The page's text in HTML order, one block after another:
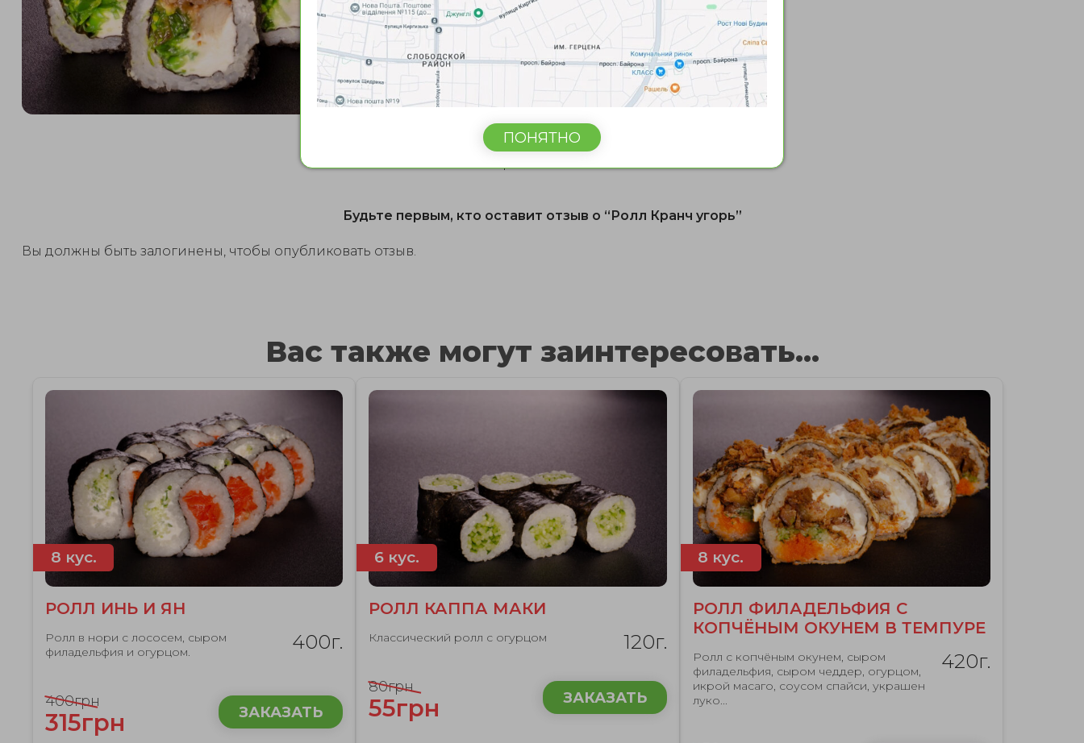
Ещё нет отзывов.
Будьте первым, кто оставит отзыв о “Ролл Кранч угорь”
Вы должны быть залогинены, чтобы опубликовать отзыв.
Вас также могут заинтересовать...
8 кус.
РОЛЛ ИНЬ И ЯН
Ролл в нори с лососем, сыром
филадельфия и огурцом.
400г.
400грн
315грн ЗАКАЗАТЬ
6 кус.
РОЛЛ КАППА МАКИ
Классический ролл с огурцом 120г.
80грн
55грн ЗАКАЗАТЬ
8 кус.
РОЛЛ ФИЛАДЕЛЬФИЯ С
КОПЧЁНЫМ ОКУНЕМ В ТЕМПУРЕ
Ролл с копчёным окунем, сыром
филадельфия, сыром чеддер, огурцом,
икрой масаго, соусом спайси, украшен
луко...
420г.
ПОНЯТНО